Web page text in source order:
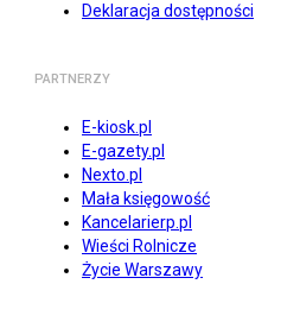
Deklaracja dostępności
PARTNERZY
E-kiosk.pl
E-gazety.pl
Nexto.pl
Mała księgowość
Kancelarierp.pl
Wieści Rolnicze
Życie Warszawy